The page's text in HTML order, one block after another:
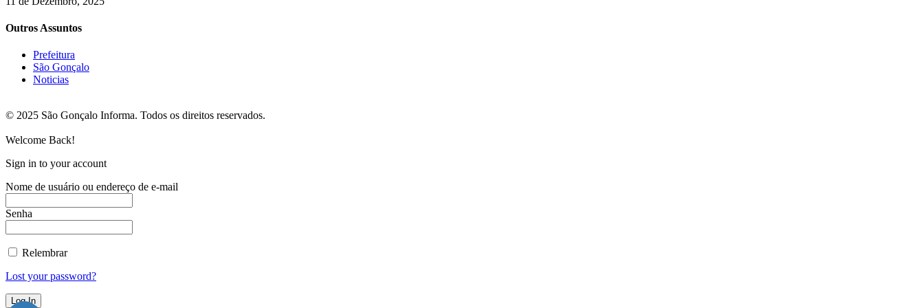
Outros Assuntos
Prefeitura
São Gonçalo
Noticias
© 2025 São Gonçalo Informa. Todos os direitos reservados.
Welcome Back!
Sign in to your account
Nome de usuário ou endereço de e-mail
Senha
Relembrar
Lost your password?